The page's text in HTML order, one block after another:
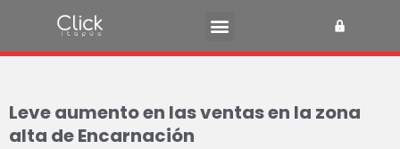
Leve aumento en las ventas en la zona
alta de Encarnación